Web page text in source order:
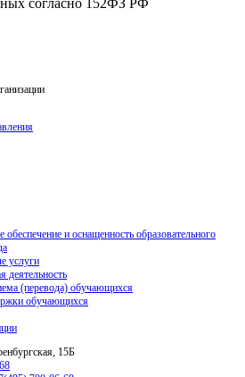
обеспечение и оснащенность образовательного
услуги
деятельность
(перевода) обучающихся
обучающихся
15Б